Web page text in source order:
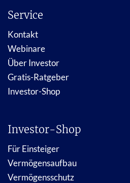
Service
Kontakt
Webinare
Über Investor
Gratis-Ratgeber
Investor-Shop
Investor-Shop
Für Einsteiger
Vermögensaufbau
Vermögensschutz